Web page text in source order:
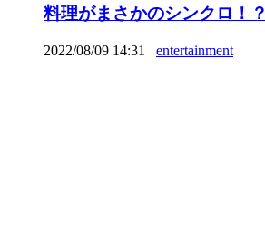
料理がまさかのシンクロ！？
2022/08/09 14:31 entertainment